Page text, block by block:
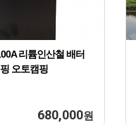
리튬인산철 배터
오토캠핑
680,000원